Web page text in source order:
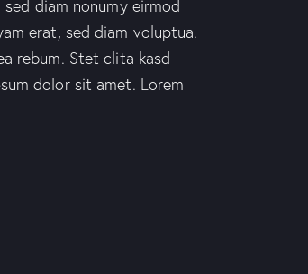
diam nonumy eirmod
erat, sed diam voluptua.
rebum. Stet clita kasd
dolor sit amet. Lorem